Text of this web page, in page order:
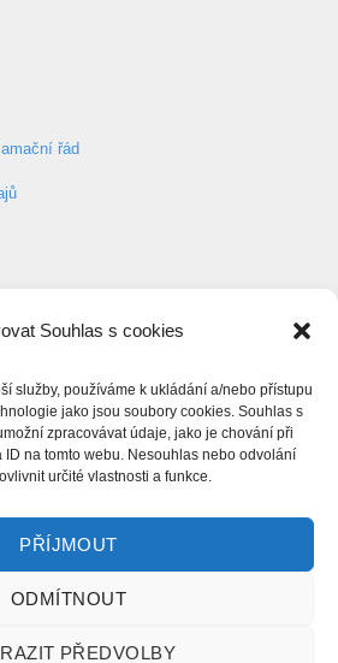
Souhlas s cookies
služby, používáme k ukládání a/nebo přístupu
jako jsou soubory cookies. Souhlas s
zpracovávat údaje, jako je chování při
na tomto webu. Nesouhlas nebo odvolání
určité vlastnosti a funkce.
PŘÍJMOUT
ODMÍTNOUT
PŘEDVOLBY
řád
©Powered by